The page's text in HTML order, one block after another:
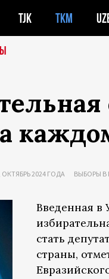
TJK TKM
2024 ГОДА ВЫБОРЫ В
Введенная в
стать
страны,